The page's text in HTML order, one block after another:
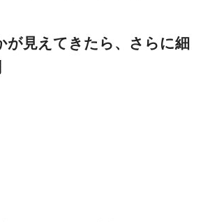
が見えてきたら、さらに細